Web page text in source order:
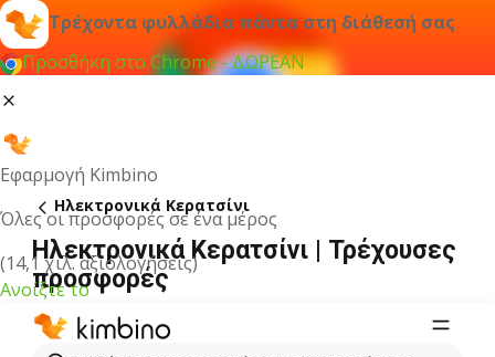
Τρέχοντα φυλλάδια πάντα στη διάθεσή σας
Προσθήκη στο Chrome - ΔΩΡΕΑΝ
Εφαρμογή Kimbino
Όλες οι προσφορές σε ένα μέρος
(14,1 χιλ. αξιολογήσεις)
Ανοίξτε το
Hλεκτρονικά Κερατσίνι
Hλεκτρονικά Κερατσίνι | Τρέχουσες
προσφορές